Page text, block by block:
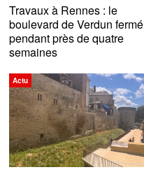
Travaux à Rennes : le
boulevard de Verdun fermé
pendant près de quatre
semaines
Actu